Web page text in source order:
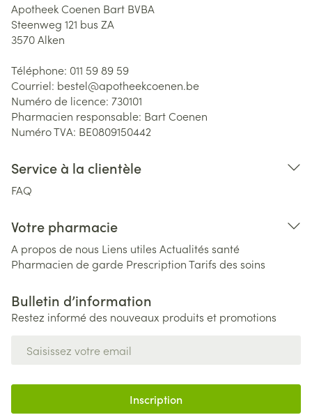
Apotheek Coenen Bart BVBA
Steenweg 121 bus ZA
3570Alken
Téléphone: 011 59 89 59
Courriel: bestel@apotheekcoenen.be
Numéro de licence: 730101
Pharmacien responsable: Bart Coenen
Numéro TVA: BE0809150442
Service à la clientèle
FAQ
Votre pharmacie
A propos de nous Liens utiles Actualités santé
Pharmacien de garde PrescriptionTarifs des soins
Bulletin d’information
Restez informé des nouveaux produits et promotions
Inscription